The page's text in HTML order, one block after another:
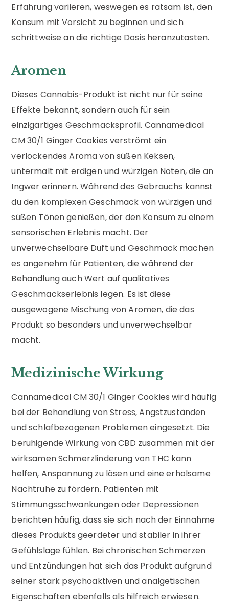
Erfahrung variieren, weswegen es ratsam ist, den
Konsum mit Vorsicht zu beginnen und sich
schrittweise an die richtige Dosis heranzutasten.
Aromen
Dieses Cannabis-Produkt ist nicht nur für seine
Effekte bekannt, sondern auch für sein
einzigartiges Geschmacksprofil. Cannamedical
CM 30/1 Ginger Cookies verströmt ein
verlockendes Aroma von süßen Keksen,
untermalt mit erdigen und würzigen Noten, die an
Ingwer erinnern. Während des Gebrauchs kannst
du den komplexen Geschmack von würzigen und
süßen Tönen genießen, der den Konsum zu einem
sensorischen Erlebnis macht. Der
unverwechselbare Duft und Geschmack machen
es angenehm für Patienten, die während der
Behandlung auch Wert auf qualitatives
Geschmackserlebnis legen. Es ist diese
ausgewogene Mischung von Aromen, die das
Produkt so besonders und unverwechselbar
macht.
Medizinische Wirkung
Cannamedical CM 30/1 Ginger Cookies wird häufig
bei der Behandlung von Stress, Angstzuständen
und schlafbezogenen Problemen eingesetzt. Die
beruhigende Wirkung von CBD zusammen mit der
wirksamen Schmerzlinderung von THC kann
helfen, Anspannung zu lösen und eine erholsame
Nachtruhe zu fördern. Patienten mit
Stimmungsschwankungen oder Depressionen
berichten häufig, dass sie sich nach der Einnahme
dieses Produkts geerdeter und stabiler in ihrer
Gefühlslage fühlen. Bei chronischen Schmerzen
und Entzündungen hat sich das Produkt aufgrund
seiner stark psychoaktiven und analgetischen
Eigenschaften ebenfalls als hilfreich erwiesen.